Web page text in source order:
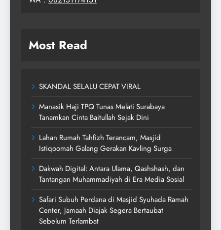
Most Read
SKANDAL SELALU CEPAT VIRAL
Manasik Haji TPQ Tunas Melati Surabaya
Tanamkan Cinta Baitullah Sejak Dini
Lahan Rumah Tahfizh Terancam, Masjid
Istiqoomah Galang Gerakan Kavling Surga
Dakwah Digital: Antara Ulama, Qashshash, dan
Tantangan Muhammadiyah di Era Media Sosial
Safari Subuh Perdana di Masjid Syuhada Ramah
Center, Jamaah Diajak Segera Bertaubat
Sebelum Terlambat